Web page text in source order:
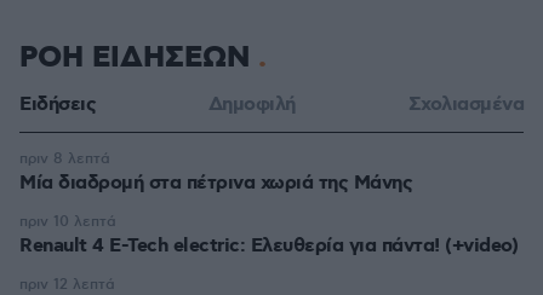
ΡΟΗ ΕΙΔΗΣΕΩΝ
Ειδήσεις Δημοφιλή Σχολιασμένα
Μία διαδρομή στα πέτρινα χωριά της Μάνης
πριν 8 λεπτά
Renault 4 E-Tech electric: Ελευθερία για πάντα! (+video)
πριν 10 λεπτά
πριν 12 λεπτά